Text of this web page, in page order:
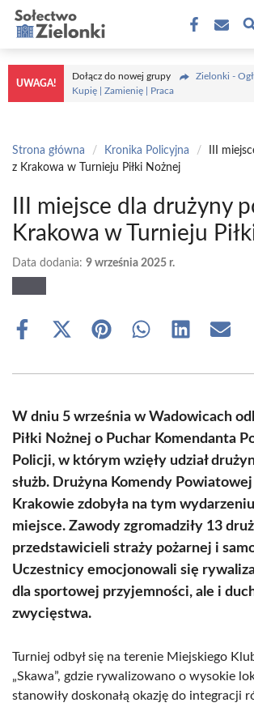
Przejdź
treści
UWAGA!
Dołącz do nowej grupy
Zielonki -
Kupię | Zamienię | Praca
Strona główna / Kronika Policyjna /
III
z Krakowa w Turnieju Piłki Nożnej
III miejsce dla drużyny
Krakowa w Turnieju
Data dodania: 9 września 2025 r.
Share
Share
(Twitter)
Share Share Share Share
W dniu 5 września w Wadowicach
Piłki Nożnej o Puchar Komendanta
Policji, w którym wzięły udział
służb. Drużyna Komendy
Krakowie zdobyła na tym wydarzeniu
miejsce. Zawody zgromadziły 13
przedstawicieli straży pożarnej i
Uczestnicy emocjonowali się
dla sportowej przyjemności, ale i
zwycięstwa.
Turniej odbył się na terenie Miejskiego
„Skawa”, gdzie rywalizowano o wysokie
stanowiły doskonałą okazję do integracji